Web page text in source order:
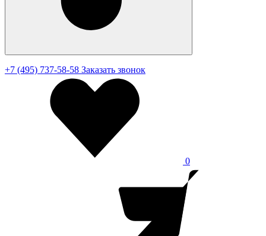
+7 (495) 737-58-58 Заказать звонок
0